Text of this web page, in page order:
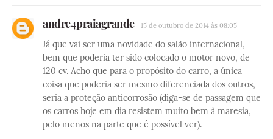
andre4praiagrande 15 de outubro de 2014 às 08:05
Já que vai ser uma novidade do salão internacional,
bem que poderia ter sido colocado o motor novo, de
120 cv. Acho que para o propósito do carro, a única
coisa que poderia ser mesmo diferenciada dos outros,
seria a proteção anticorrosão (diga-se de passagem que
os carros hoje em dia resistem muito bem à maresia,
pelo menos na parte que é possível ver).